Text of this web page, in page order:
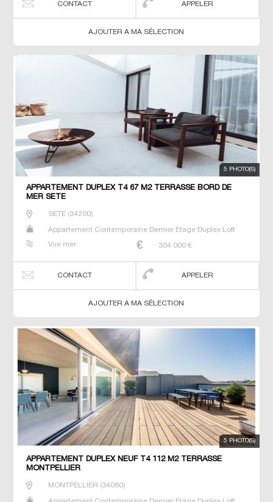
CONTACT APPELER
AJOUTER A MA SÉLECTION
5 PHOTO(S)
APPARTEMENT DUPLEX T4 67 M2 TERRASSE BORD DE
MER SETE
SETE(34200)
Appartement Contemporaine Dernier Etage Duplex Loft
Vue mer
304 000 €
CONTACT APPELER
AJOUTER A MA SÉLECTION
5 PHOTO(S)
APPARTEMENT DUPLEX NEUF T4 112 M2 TERRASSE
MONTPELLIER
MONTPELLIER (34080)